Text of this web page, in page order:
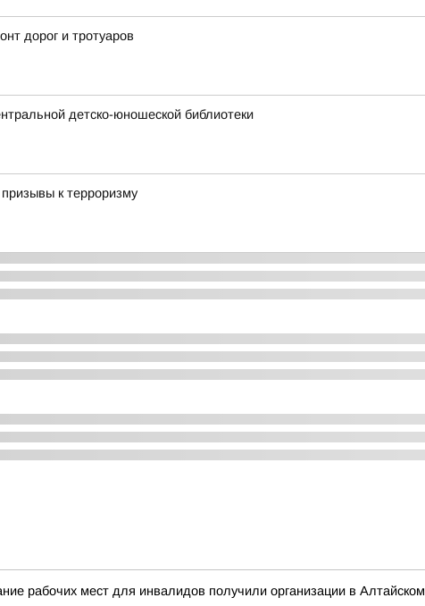
дорог и тротуаров
детско-юношеской библиотеки
к терроризму
рабочих мест для инвалидов получили организации в